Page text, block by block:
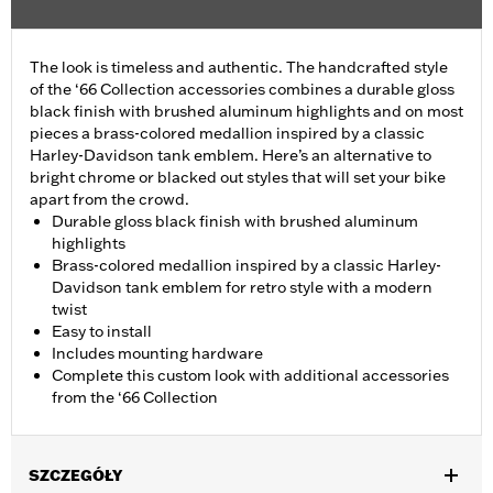
The look is timeless and authentic. The handcrafted style
of the ‘66 Collection accessories combines a durable gloss
black finish with brushed aluminum highlights and on most
pieces a brass-colored medallion inspired by a classic
Harley-Davidson tank emblem. Here’s an alternative to
bright chrome or blacked out styles that will set your bike
apart from the crowd.
Durable gloss black finish with brushed aluminum
highlights
Brass-colored medallion inspired by a classic Harley-
Davidson tank emblem for retro style with a modern
twist
Easy to install
Includes mounting hardware
Complete this custom look with additional accessories
from the ‘66 Collection
SZCZEGÓŁY